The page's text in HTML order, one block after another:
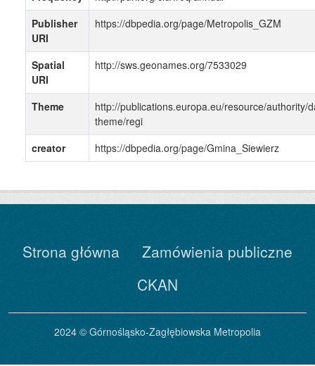
Publisher
URI
https://dbpedia.org/page/Metropolis_GZM
Spatial
URI
http://sws.geonames.org/7533029
Theme
http://publications.europa.eu/resource/authority/
theme/regi
creator
https://dbpedia.org/page/Gmina_Siewierz
Strona główna
Zamówienia publiczne
CKAN
2024 © Górnośląsko-Zagłębiowska Metropolia